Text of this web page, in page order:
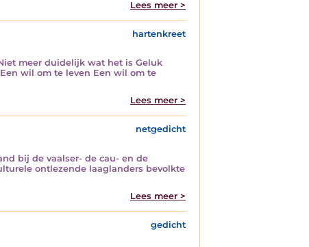
Lees meer >
hartenkreet
meer duidelijk wat het is Geluk
wil om te leven Een wil om te
Lees meer >
netgedicht
bij de vaalser- de cau- en de
ontlezende laaglanders bevolkte
Lees meer >
gedicht